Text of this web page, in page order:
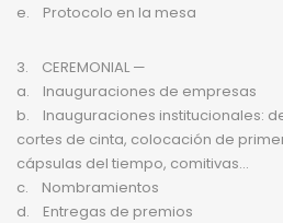
e. Protocolo en la mesa
3. CEREMONIAL —
a. Inauguraciones de empresas
b. Inauguraciones institucionales:
cortes de cinta, colocación de
cápsulas del tiempo, comitivas…
c. Nombramientos
d. Entregas de premios